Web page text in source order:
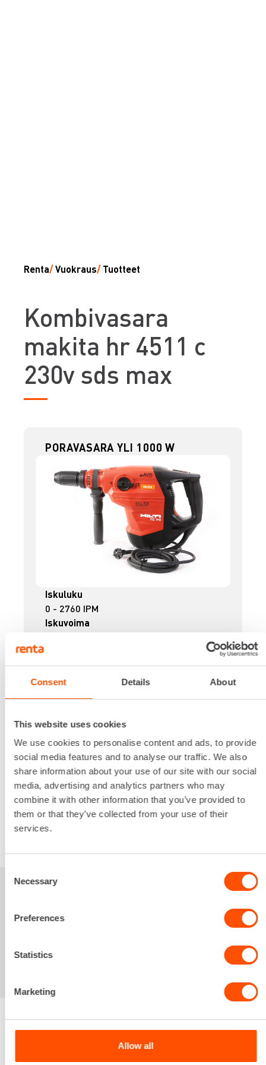
Consent Details About
This website uses cookies
We use cookies to personalise content and ads, to provide
social media features and to analyse our traffic. We also
share information about your use of our site with our social
media, advertising and analytics partners who may
combine it with other information that you’ve provided to
them or that they’ve collected from your use of their
services.
Selection
Necessary
Preferences
Statistics
Marketing
Allow all
Renta/Vuokraus/ Tuotteet
Kombivasara
makita hr 4511 c
230v sds max
PORAVASARA YLI 1000 W
Iskuluku
0 - 2760 IPM
Iskuvoima
230 V
Kapasiteetti betoni
0 - 360 RPM
Lataa lisää
Ensimmäinen pv 34,45 €/ pv
Seuraavat pv ? 27,56 €/ pv
Kuukausi 439,90 €/ kk
Alv 0 %
Renta palvelee